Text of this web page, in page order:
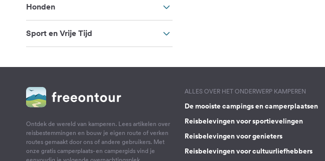
Honden
Sport en Vrije Tijd
Ontdek de wereld van kamperen. Lees artikelen over
reisbestemmingen en bouw je eigen route of verken
routes gemaakt door ons of andere gebruikers. Met
onze gratis camperplaats- en campergids vind je
ALLES OVER HET ONDERWERP KAMPEREN
De mooiste campings en camperplaatsen
Reisbelevingen voor sportievelingen
Reisbelevingen voor genieters
Reisbelevingen voor cultuurliefhebbers